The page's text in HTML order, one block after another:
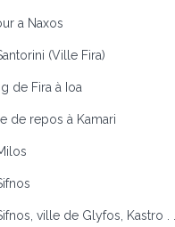
a Naxos
(Ville Fira)
de Fira à Ioa
de repos à Kamari
ville de Glyfos, Kastro . . .